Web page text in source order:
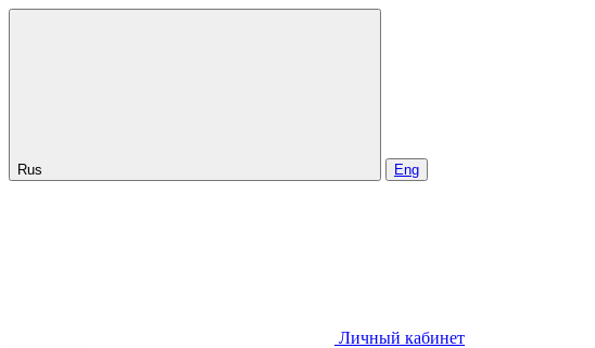
Rus Eng
Личный кабинет